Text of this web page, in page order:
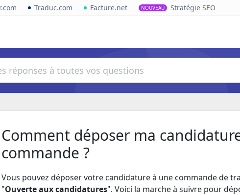
Traduc.com Facture.net NOUVEAU Stratégie SEO
Comment déposer ma
commande ?
Vous pouvez déposer votre candidature à une commande de
"Ouverte aux candidatures". Voici la marche à suivre pour